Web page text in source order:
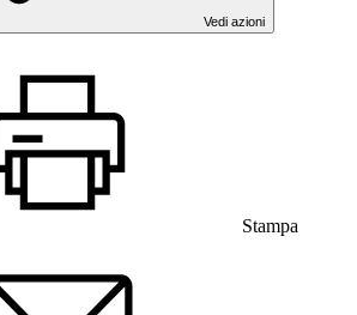
Vedi azioni
Stampa